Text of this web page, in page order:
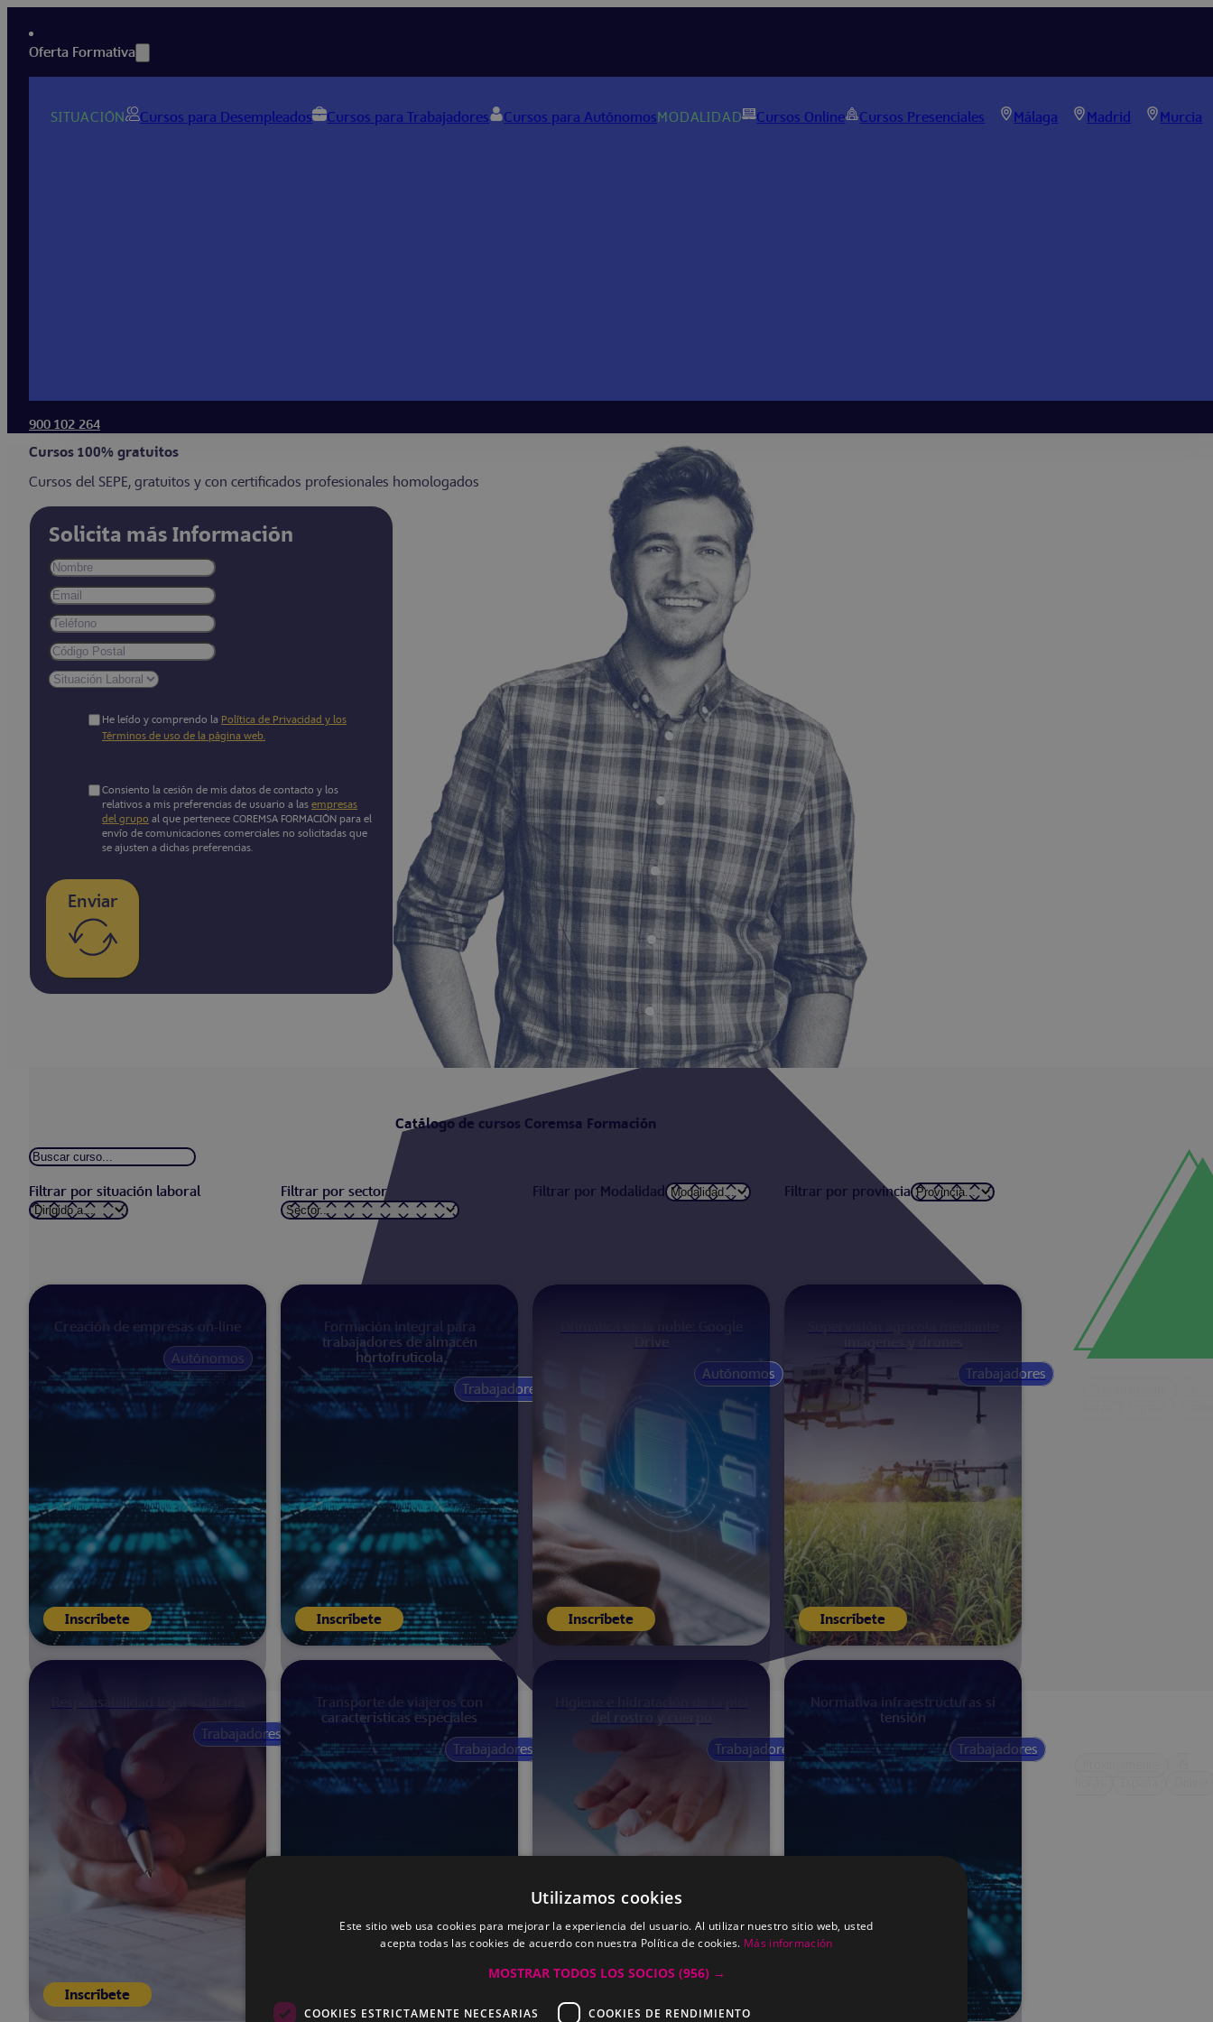
Oferta Formativa
SITUACIÓN Cursos para Desempleados Cursos para Trabajadores Cursos para AutónomosMODALIDAD Cursos Online Cursos Presenciales Málaga Madrid Murcia
900 102 264
Cursos 100% gratuitos
Cursos del SEPE, gratuitos y con certificados profesionales homologados
Solicita más Información
He leído y comprendo la Política de Privacidad y los
Términos de uso de la página web.
Consiento la cesión de mis datos de contacto y los
relativos a mis preferencias de usuario a las empresas
del grupo al que pertenece COREMSA FORMACIÓN para el
envío de comunicaciones comerciales no solicitadas que
se ajusten a dichas preferencias.
Enviar
Catálogo de cursos Coremsa Formación
Filtrar por situación laboral Filtrar por sector Filtrar por Modalidad Filtrar por provincia
Creación de empresas on-line
Autónomos
Próximamente
60
horas
Andalucía Online
Inscríbete
Formación integral para
trabajadores de almacén
hortofrutícola
Trabajadores
Próximamente
Online
Inscríbete
Autónomos
Próximamente
100
España
Inscríbete
Trabajadores
Inscríbete
Trabajadores
Próximamente
120
horas
España Online
Inscríbete
Transporte de viajeros con
características especiales
Trabajadores
España
Trabajadores
Próximamente
50
horas
España Online
Normativa infraestructuras si
tensión
Trabajadores
Utilizamos cookies
Este sitio web usa cookies para mejorar la experiencia del usuario. Al utilizar nuestro sitio web, usted
acepta todas las cookies de acuerdo con nuestra Política de cookies. Más información
MOSTRAR TODOS LOS SOCIOS (956) →
COOKIES ESTRICTAMENTE NECESARIAS COOKIES DE RENDIMIENTO